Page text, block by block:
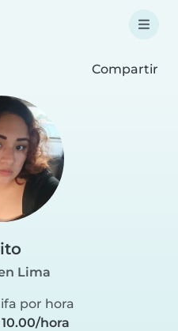
Compartir
Lima
por hora
10.00/hora